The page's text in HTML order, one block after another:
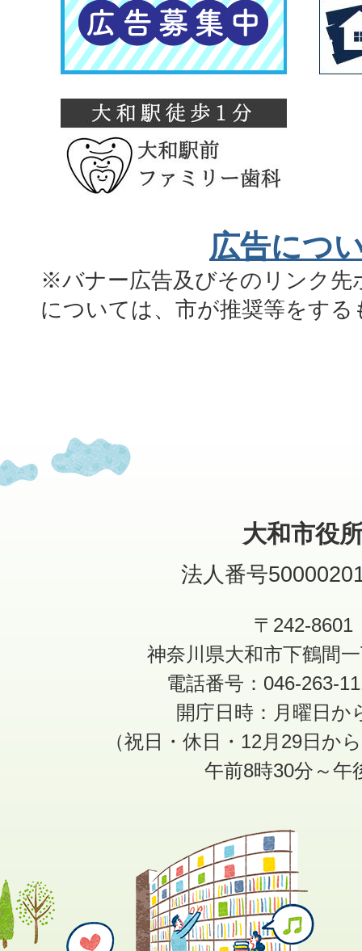
広告につ
※バナー広告及びそのリンク先
については、市が推奨等をす
大和市役
法人番号
〒242-8601
神奈川県大和市下鶴間
電話番号：046-263-
開庁日時：月曜日か
（祝日・休日・12月29日か
午前8時30分～午